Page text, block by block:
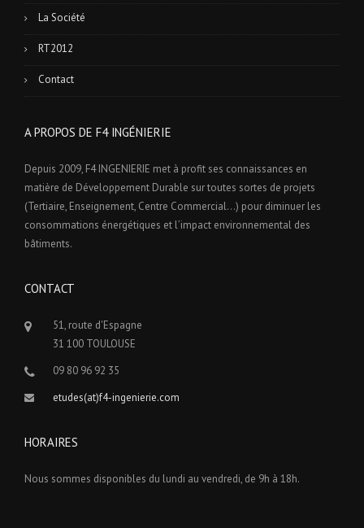
La Société
RT2012
Contact
A PROPOS DE F4 INGÉNIERIE
Depuis 2009, F4 INGENIERIE met à profit ses connaissances en
matière de Développement Durable sur toutes sortes de projets
(Tertiaire, Enseignement, Centre Commercial…) pour diminuer les
consommations énergétiques et l’impact environnemental des
bâtiments.
CONTACT
51, route d'Espagne
31 100 TOULOUSE
09 80 96 92 35
etudes(at)f4-ingenierie.com
HORAIRES
Nous sommes disponibles du lundi au vendredi, de 9h à 18h.